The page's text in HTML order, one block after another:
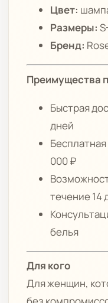
Цвет:
Размеры:
Бренд:
Преимущества
Быстрая
дней
Бесплатная
000 ₽
течение 14
белья
Для кого
Для женщин,